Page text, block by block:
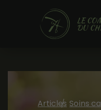
LE
DU
Articles Soins